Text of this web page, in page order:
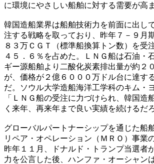
に環境にやさしい船舶に対する需要が高
韓国造船業界は船舶技術力を前面に出し
注する戦略を取っており、昨年７－９月
８３万ＣＧＴ（標準船換算トン数）を受
４５．６％を占めた。ＬＮＧ船は石油・
ギー源船舶より二酸化炭素排出量が約２
が、価格が２億６０００万ドル台に達す
だ。ソウル大学造船海洋工学科のキム・
「ＬＮＧ船の受注に力づけられ、韓国造
く来年、再来年まで良い実績を続けるだ
グローバルパートナーシップを通じた船
リペア・オペレーション（ＭＲＯ）事業
昨年１１月、ドナルド・トランプ当選者
力を公言した後、ハンファ・オーシャン